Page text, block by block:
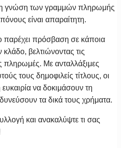
η γνώση των γραμμών πληρωμής
είναι απαραίτητη.
παρέχει πρόσβαση σε κάποια
βελτιώνοντας τις
πληρωμές. Με ανταλλάξιμες
τους δημοφιλείς τίτλους, οι
να δοκιμάσουν τη
τα δικά τους χρήματα.
και ανακαλύψτε τι σας